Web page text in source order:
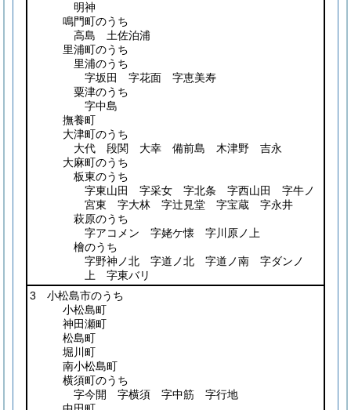
明神
鳴門町のうち
高島 土佐泊浦
里浦町のうち
里浦のうち
字坂田 字花面 字恵美寿
粟津のうち
字中島
撫養町
大津町のうち
大代 段関 大幸 備前島 木津野 吉永
大麻町のうち
板東のうち
字東山田 字采女 字北条 字西山田 字牛ノ
宮東 字大林 字辻見堂 字宝蔵 字永井
萩原のうち
字アコメン 字姥ケ懐 字川原ノ上
檜のうち
字野神ノ北 字道ノ北 字道ノ南 字ダンノ
上 字東バリ
3 小松島市のうち
小松島町
神田瀬町
松島町
堀川町
南小松島町
横須町のうち
字今開 字横須 字中筋 字行地